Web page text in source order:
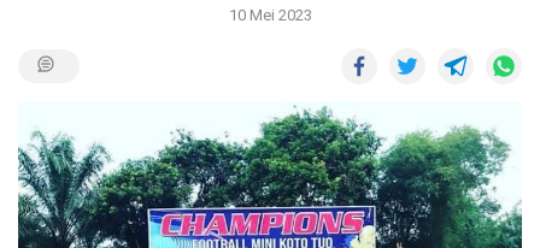
10 Mei 2023